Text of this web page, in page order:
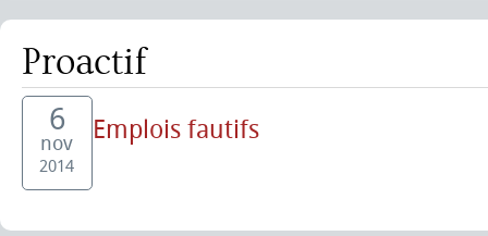
Proactif
6
nov
2014
Emplois fautifs